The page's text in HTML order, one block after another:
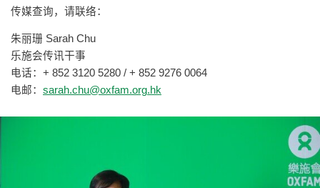
传媒查询，请联络：
朱丽珊 Sarah Chu
乐施会传讯干事
电话：+ 852 3120 5280 / + 852 9276 0064
电邮： sarah.chu@oxfam.org.hk